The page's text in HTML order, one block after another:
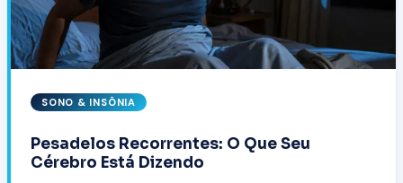
SONO & INSÔNIA
Pesadelos Recorrentes: O Que Seu
Cérebro Está Dizendo